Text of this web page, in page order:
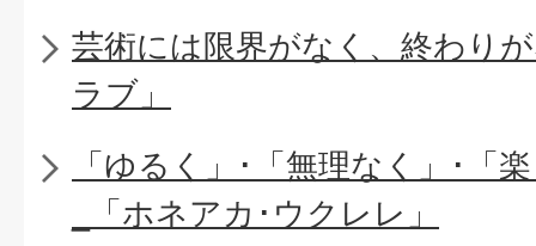
芸術には限界がなく、終わり
ラブ」
「ゆるく」･「無理なく」･「
_「ホネアカ･ウクレレ」